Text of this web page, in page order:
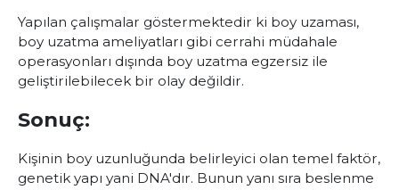
Yapılan çalışmalar göstermektedir ki boy uzaması,
boy uzatma ameliyatları gibi cerrahi müdahale
operasyonları dışında boy uzatma egzersiz ile
geliştirilebilecek bir olay değildir.
Sonuç:
Kişinin boy uzunluğunda belirleyici olan temel faktör,
genetik yapı yani DNA'dır. Bunun yanı sıra beslenme